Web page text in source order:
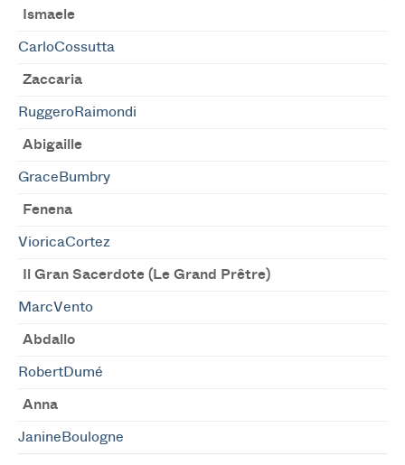
Ismaele
CarloCossutta
Zaccaria
RuggeroRaimondi
Abigaille
GraceBumbry
Fenena
VioricaCortez
Il Gran Sacerdote (Le Grand Prêtre)
MarcVento
Abdallo
RobertDumé
Anna
JanineBoulogne